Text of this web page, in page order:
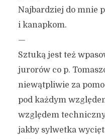
Najbardziej do mnie
i kanapkom.
—
Sztuką jest też
jurorów co p.
niewątpliwie za
pod każdym
względem
jakby sylwetka